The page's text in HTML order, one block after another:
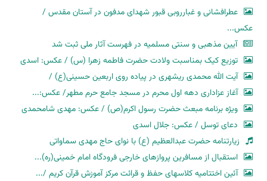
عطرافشانی و غبارروبی قبور شهدای مدفون در آستان مقدس /
عکس...
آیین مذهبی و سنتی مسلمیه در فهرست آثار ملی ثبت شد
توزیع کیک بمناسبت ولادت حضرت فاطمه زهرا (س) / عکس: اسدی
آیت الله محمدی ریشهری در پیاده روی اربعین حسینی(ع) /
آغاز عزاداری دهه اول محرم در مسجد جامع حرم مطهر/ عکس:...
ویژه برنامه مبعث حضرت رسول اکرم(ص) / عکس: مهدی شامحمدی
دعای توسل / عکس: جلال اسدی
زیارتنامه حضرت عبدالعظیم (ع) با نوای حاج مهدی سماواتی
استقبال از مسافرین پروازهای خارجی فرودگاه امام خمینی(ره)...
آئین اختتامیه کلاسهای حفظ و قرائت مرکز آموزش قرآن کریم /...